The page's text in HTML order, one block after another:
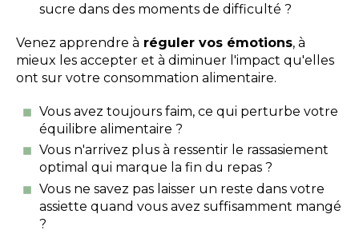
sucre dans des moments de difficulté ?
Venez apprendre à réguler vos émotions, à
mieux les accepter et à diminuer l'impact qu'elles
ont sur votre consommation alimentaire.
Vous avez toujours faim, ce qui perturbe votre
équilibre alimentaire ?
Vous n'arrivez plus à ressentir le rassasiement
optimal qui marque la fin du repas ?
Vous ne savez pas laisser un reste dans votre
assiette quand vous avez suffisamment mangé
?